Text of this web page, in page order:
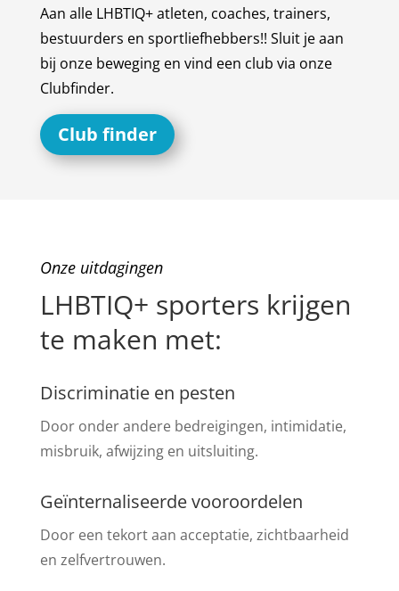
Aan alle LHBTIQ+ atleten, coaches, trainers,
bestuurders en sportliefhebbers!! Sluit je aan
bij onze beweging en vind een club via onze
Clubfinder.
Club finder
Onze uitdagingen
LHBTIQ+ sporters krijgen
te maken met:
Discriminatie en pesten
Door onder andere bedreigingen, intimidatie,
misbruik, afwijzing en uitsluiting.
Geïnternaliseerde vooroordelen
Door een tekort aan acceptatie, zichtbaarheid
en zelfvertrouwen.